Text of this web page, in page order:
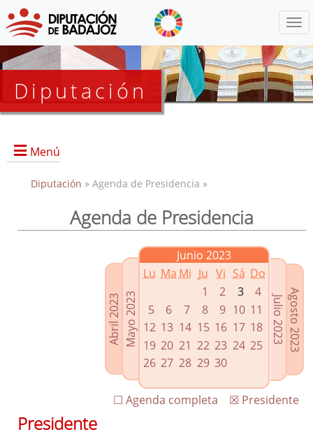
Diputación
Menú
Presidencia
Enlaces relacionados
Agenda de Presidencia
Plenos provinciales y Juntas de gobierno
Oficina de Proyectos Europeos
Diputación » Agenda de Presidencia »
Agenda de Presidencia
Abril 2023Mayo 2023
Junio 2023
Lu Ma Mi Ju Vi Sá Do
1
2 3
4
5
6 7 8 9 10 11
12 13 14 15 16 17 18
19 20 21 22 23 24 25
26 27 28 29 30
Agosto 2023
Julio 2023
☒ Presidente
☐ Agenda completa
Presidente